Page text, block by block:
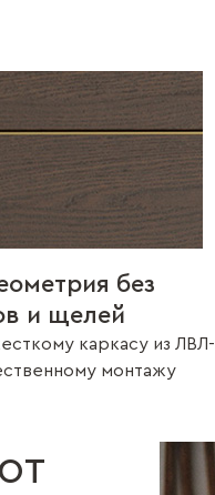
без
и щелей
каркасу из ЛВЛ-
монтажу